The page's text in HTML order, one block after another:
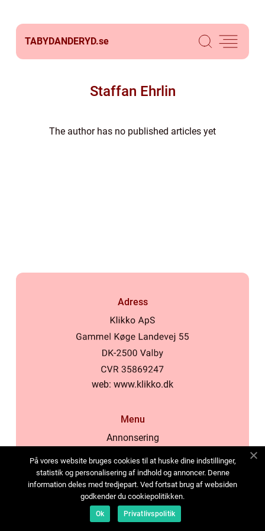
TABYDANDERYD.se
Staffan Ehrlin
The author has no published articles yet
Adress
web: www.klikko.dk
Menu
Annonsering
Cookies
Kontakta oss
Sitemap
På vores website bruges cookies til at huske dine indstillinger,
statistik og personalisering af indhold og annoncer. Denne
information deles med tredjepart. Ved fortsat brug af websiden
godkender du cookiepolitikken.
Ok Privatlivspolitik